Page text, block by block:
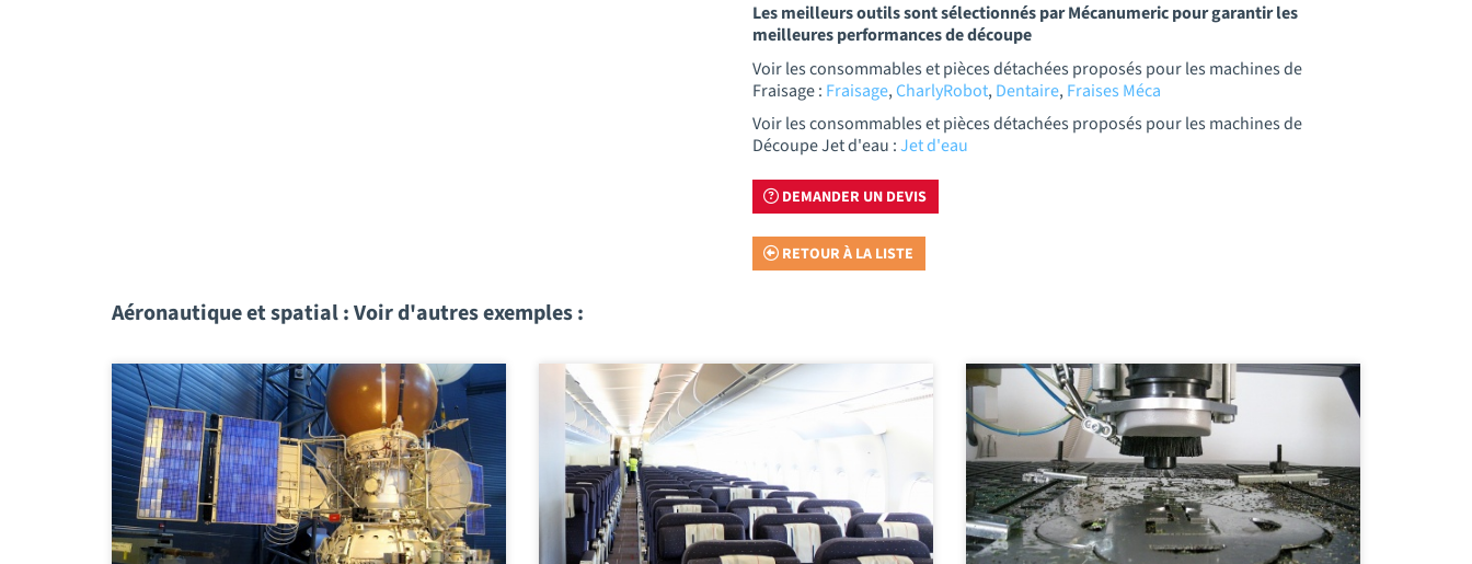
Les meilleurs outils sont sélectionnés par Mécanumeric pour garantir les
meilleures performances de découpe
Voir les consommables et pièces détachées proposés pour les machines de
Fraisage : Fraisage,CharlyRobot,Dentaire,Fraises Méca
Voir les consommables et pièces détachées proposés pour les machines de
Découpe Jet d'eau :Jet d'eau
DEMANDER UN DEVIS
RETOUR À LA LISTE
Aéronautique et spatial : Voir d'autres exemples :